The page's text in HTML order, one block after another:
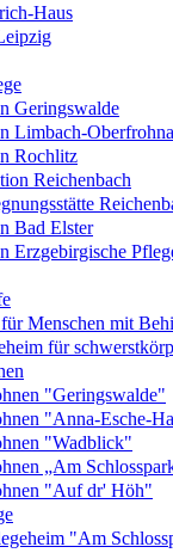
Haus
Geringswalde
Limbach-Oberfrohna
Rochlitz
Reichenbach
Bad Elster
Erzgebirgische
Menschen mit
für
"Geringswalde"
"Anna-Esche-
"Wadblick"
„Am
"Auf dr' Höh"
"Am